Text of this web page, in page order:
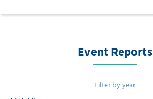
Event Reports
Filter by year